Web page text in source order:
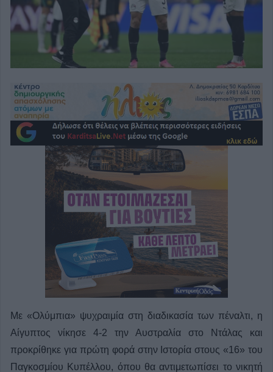
Με «Ολύμπια» ψυχραιμία στη διαδικασία των πέναλτι, η
Αίγυπτος νίκησε 4-2 την Αυστραλία στο Ντάλας και
προκρίθηκε για πρώτη φορά στην Ιστορία στους «16» του
Παγκοσμίου Κυπέλλου, όπου θα αντιμετωπίσει το νικητή